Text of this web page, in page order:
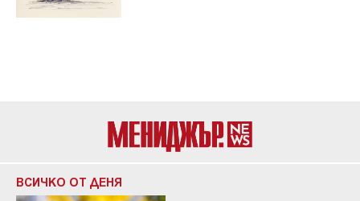
ВСИЧКО ОТ ДЕНЯ